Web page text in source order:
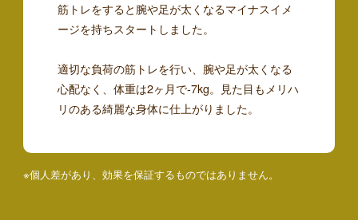
筋トレをすると腕や足が太くなるマイナスイメ
ージを持ちスタートしました。
適切な負荷の筋トレを行い、腕や足が太くなる
心配なく、体重は2ヶ月で-7kg。見た目もメリハ
リのある綺麗な身体に仕上がりました。
※個人差があり、効果を保証するものではありません。